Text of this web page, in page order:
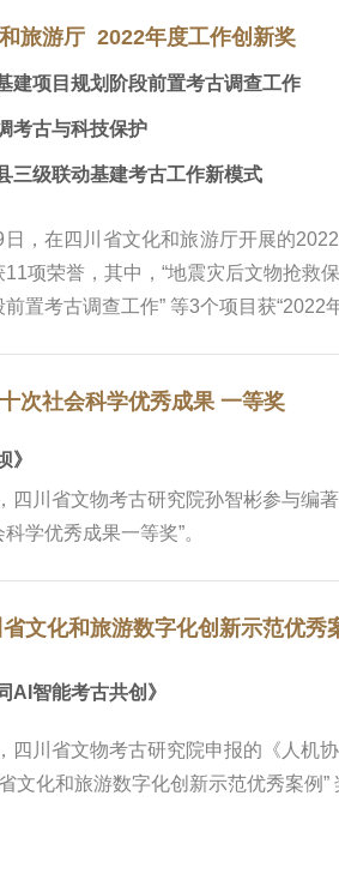
旅游厅 2022年度工作创新奖
建项目规划阶段前置考古调查工作
考古与科技保护
三级联动基建考古工作新模式
，在四川省文化和旅游厅开展的
项荣誉，其中，“地震灾后文物抢救
置考古调查工作” 等3个项目获“2022
次社会科学优秀成果 一等奖
》
四川省文物考古研究院孙智彬参与编
学优秀成果一等奖”。
文化和旅游数字化创新示范优秀
AI智能考古共创》
四川省文物考古研究院申报的《人机协
文化和旅游数字化创新示范优秀案例”